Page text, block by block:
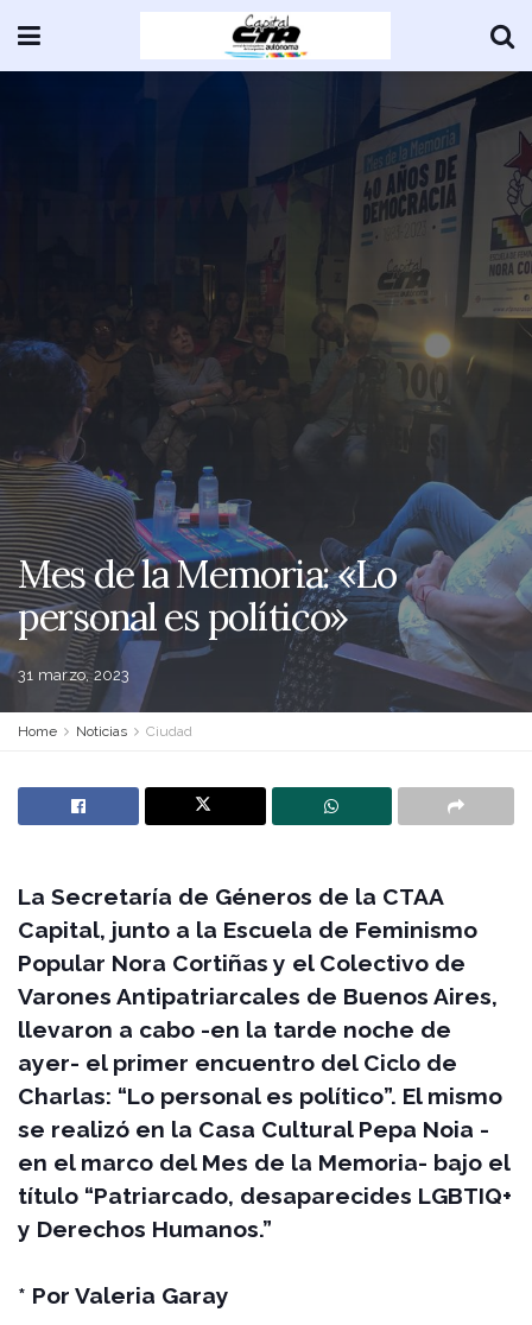
Mes de la Memoria: «Lo
personal es político»
31 marzo, 2023
Home Noticias Ciudad
La Secretaría de Géneros de la CTAA
Capital, junto a la Escuela de Feminismo
Popular Nora Cortiñas y el Colectivo de
Varones Antipatriarcales de Buenos Aires,
llevaron a cabo -en la tarde noche de
ayer- el primer encuentro del Ciclo de
Charlas: “Lo personal es político”. El mismo
se realizó en la Casa Cultural Pepa Noia -
en el marco del Mes de la Memoria- bajo el
título “Patriarcado, desaparecides LGBTIQ+
y Derechos Humanos.”
* Por Valeria Garay